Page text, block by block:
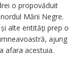
o propovăduit
Mării Negre.
alte entităţi prep o
ajung
afara acestuia.